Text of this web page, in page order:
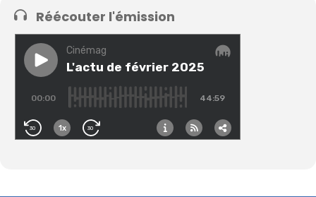
Réécouter l'émission